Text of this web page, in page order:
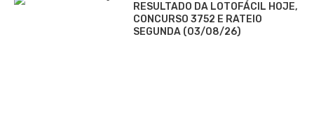
RESULTADO DA LOTOFÁCIL HOJE,
CONCURSO 3752 E RATEIO
SEGUNDA (03/08/26)